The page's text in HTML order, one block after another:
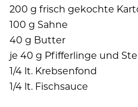
200 g frisch gekochte
100 g Sahne
40 g Butter
je 40 g Pfifferlinge und
1/4 lt. Krebsenfond
1/4 lt. Fischsauce